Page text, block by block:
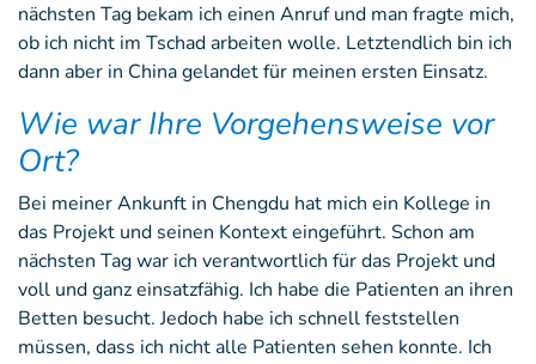
nächsten Tag bekam ich einen Anruf und man fragte mich,
ob ich nicht im Tschad arbeiten wolle. Letztendlich bin ich
dann aber in China gelandet für meinen ersten Einsatz.
Wie war Ihre Vorgehensweise vor
Ort?
Bei meiner Ankunft in Chengdu hat mich ein Kollege in
das Projekt und seinen Kontext eingeführt. Schon am
nächsten Tag war ich verantwortlich für das Projekt und
voll und ganz einsatzfähig. Ich habe die Patienten an ihren
Betten besucht. Jedoch habe ich schnell feststellen
müssen, dass ich nicht alle Patienten sehen konnte. Ich